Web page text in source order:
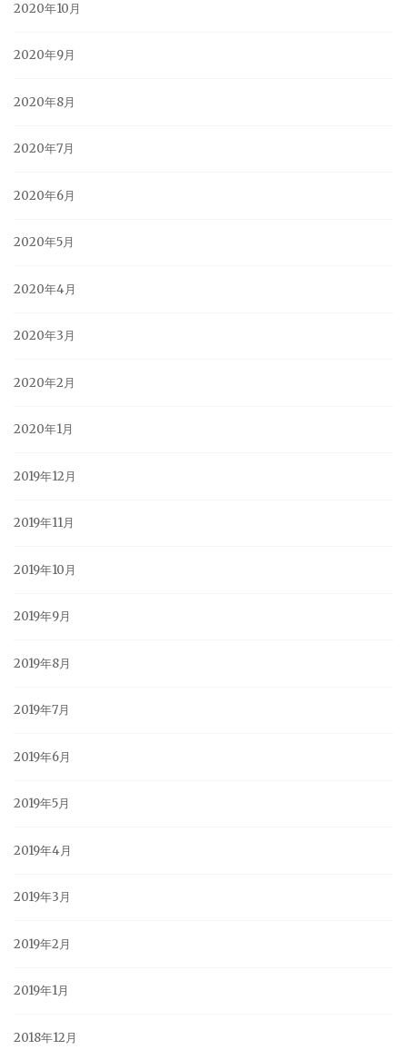
2020年10月
2020年9月
2020年8月
2020年7月
2020年6月
2020年5月
2020年4月
2020年3月
2020年2月
2020年1月
2019年12月
2019年11月
2019年10月
2019年9月
2019年8月
2019年7月
2019年6月
2019年5月
2019年4月
2019年3月
2019年2月
2019年1月
2018年12月